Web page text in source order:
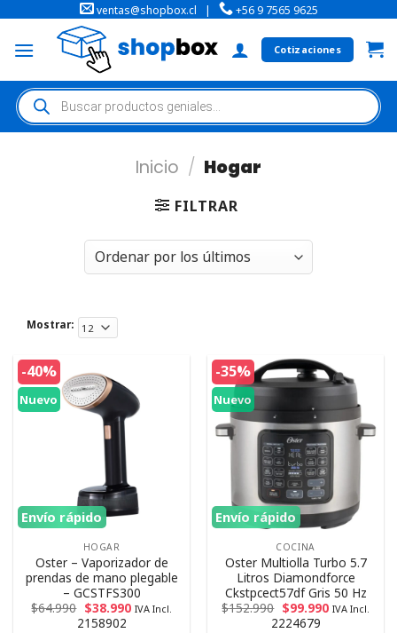
ventas@shopbox.cl | +56 9 7565 9625
Cotizaciones
Inicio / Hogar
FILTRAR
Mostrar:
-40%
Nuevo
Envío rápido
HOGAR
Oster – Vaporizador de
prendas de mano plegable
– GCSTFS300
$64.990 $38.990 IVA Incl.
2158902
-35%
Nuevo
Envío rápido
COCINA
Oster Multiolla Turbo 5.7
Litros Diamondforce
Ckstpcect57df Gris 50 Hz
$152.990 $99.990 IVA Incl.
2224679